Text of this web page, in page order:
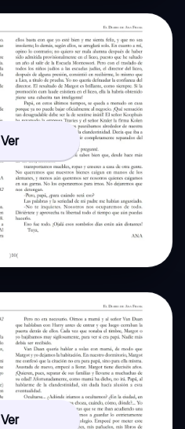
Ver
Ver